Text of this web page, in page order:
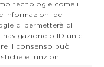
tecnologie come i
informazioni del
ci permetterà di
o ID unici
il consenso può
e funzioni.